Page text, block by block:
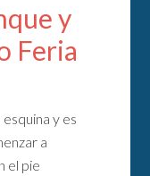
y
Feria
y es
a
el pie